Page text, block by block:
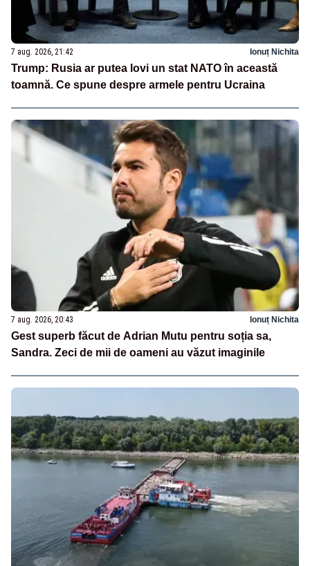
7 aug. 2026, 21:42 Ionuț Nichita
Trump: Rusia ar putea lovi un stat NATO în această
toamnă. Ce spune despre armele pentru Ucraina
7 aug. 2026, 20:43 Ionuț Nichita
Gest superb făcut de Adrian Mutu pentru soția sa,
Sandra. Zeci de mii de oameni au văzut imaginile